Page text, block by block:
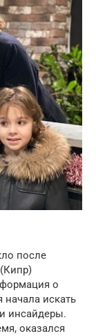
после
о
искать
инсайдеры.
оказался